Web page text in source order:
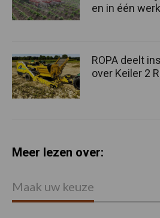
en in één
ROPA deelt
over Keiler 2
Meer lezen over:
Maak uw keuze